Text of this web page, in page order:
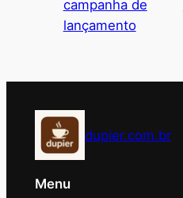
campanha de
lançamento
dupier.com.br
Menu